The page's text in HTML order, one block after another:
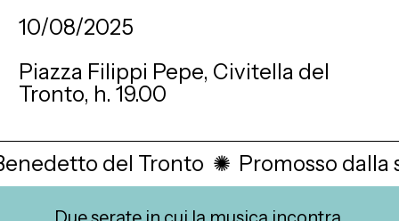
10/08/2025
Piazza Filippi Pepe, Civitella del
Tronto, h. 19.00
del Tronto ✺ Promosso dalla